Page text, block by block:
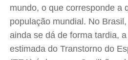
mundo, o que corresponde a
população mundial. No
ainda se dá de forma tardia,
estimada do Transtorno do